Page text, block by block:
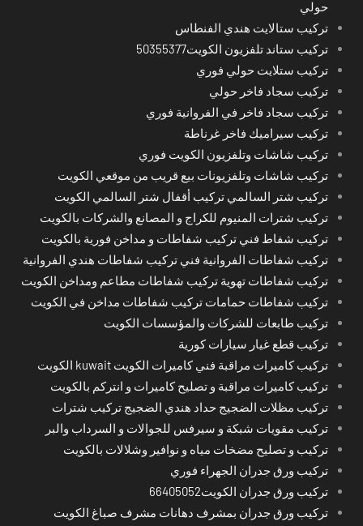
حولي
تركيب ستالايت هندي الفنطاس
تركيب ستاند تلفزيون الكويت50355377
تركيب ستلايت حولي فوري
تركيب سجاد فاخر حولي
تركيب سجاد فاخر في الفروانية فوري
تركيب سيراميك فاخر غرناطة
تركيب شاشات وتلفزيون الكويت فوري
تركيب شاشات وتلفزيونات بيع قريب من موقعي الكويت
تركيب شتر السالمي تركيب أقفال شتر السالمي الكويت
تركيب شترات المنيوم للكراج و المصانع والشركات بالكويت
تركيب شفاط فني تركيب شفاطات و مداخن فورية بالكويت
تركيب شفاطات الفروانية فني تركيب شفاطات هندي الفروانية
تركيب شفاطات تهوية تركيب شفاطات مطاعم ومداخن الكويت
تركيب شفاطات حمامات تركيب شفاطات مداخن في الكويت
تركيب طابعات للشركات والمؤسسات الكويت
تركيب قطع غيار سيارات كورية
تركيب كاميرات مراقبة فني كاميرات الكويت kuwait الكويت
تركيب كاميرات مراقبة و تصليح كاميرات و انتركم بالكويت
تركيب مظلات الضجيج حداد هندي الضجيج تركيب شترات
تركيب مقويات شبكة و سيرفس للجوالات و السرداب والبر
تركيب و تصليح مضخات مياه و نوافير وشلالات بالكويت
تركيب ورق جدران الجهراء فوري
تركيب ورق جدران الكويت66405052
تركيب ورق جدران بمشرف دهانات مشرف صباغ الكويت